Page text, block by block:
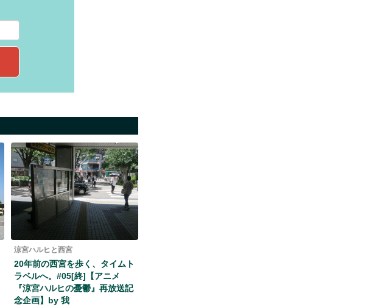
涼宮ハルヒと西宮
20年前の西宮を歩く、タイムト
ラベルへ。#05[終]【アニメ
『涼宮ハルヒの憂鬱』再放送記
念企画】by 我